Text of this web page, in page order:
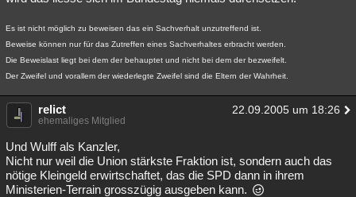
Es ist nicht möglich zu beweisen das ein Sachverhalt unzutreffend ist.
Beweise können nur für das Zutreffen eines Sachverhaltes erbracht werden.
Die Beweislast liegt bei dem der behauptet und nicht bei dem der bezweifelt.
Der Zweifel und vorallem der wiederlegte Zweifel sind die Eltern der Wahrheit.
relict 22.09.2005 um 18:26
ehemaliges Mitglied
Und Wulff als Kanzler,
Nicht nur weil die Union stärkste Fraktion ist, sondern auch das
nötige Kleingeld erwirtschaftet, das die SPD dann in ihrem
Ministerien-Terrain grosszügig ausgeben kann.